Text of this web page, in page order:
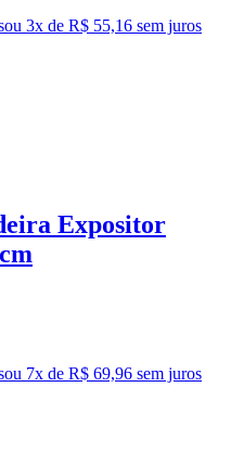
ou 3x de R$ 55,16 sem juros
Expositor
ou 7x de R$ 69,96 sem juros